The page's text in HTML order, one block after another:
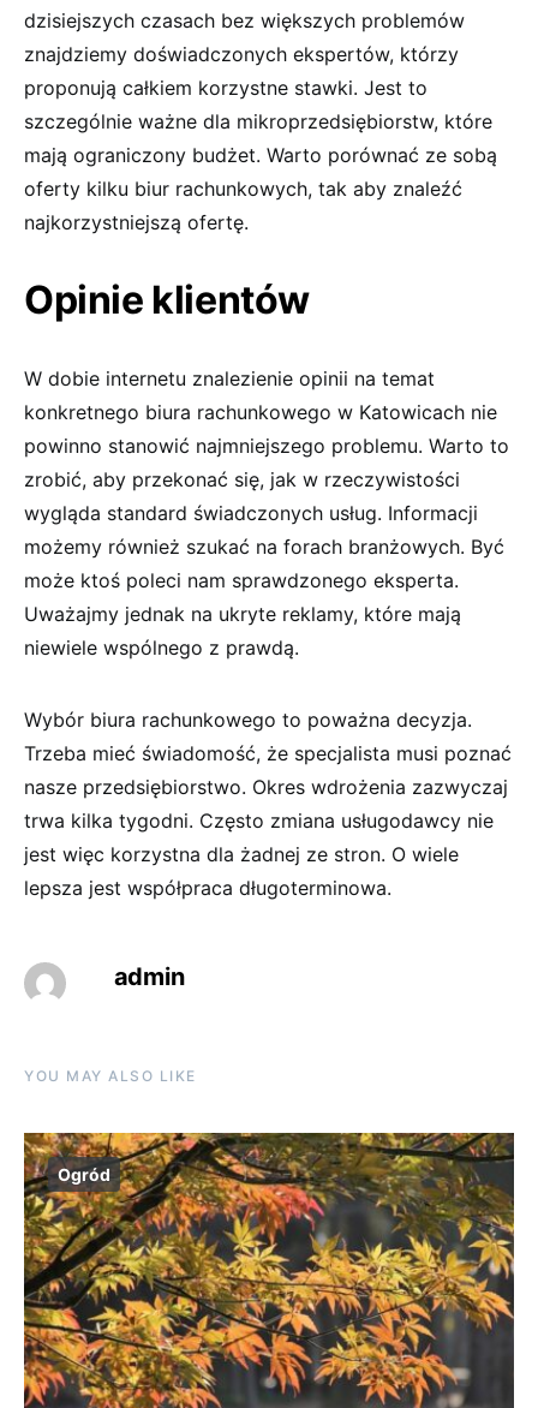
dzisiejszych czasach bez większych problemów
znajdziemy doświadczonych ekspertów, którzy
proponują całkiem korzystne stawki. Jest to
szczególnie ważne dla mikroprzedsiębiorstw, które
mają ograniczony budżet. Warto porównać ze sobą
oferty kilku biur rachunkowych, tak aby znaleźć
najkorzystniejszą ofertę.
Opinie klientów
W dobie internetu znalezienie opinii na temat
konkretnego biura rachunkowego w Katowicach nie
powinno stanowić najmniejszego problemu. Warto to
zrobić, aby przekonać się, jak w rzeczywistości
wygląda standard świadczonych usług. Informacji
możemy również szukać na forach branżowych. Być
może ktoś poleci nam sprawdzonego eksperta.
Uważajmy jednak na ukryte reklamy, które mają
niewiele wspólnego z prawdą.
Wybór biura rachunkowego to poważna decyzja.
Trzeba mieć świadomość, że specjalista musi poznać
nasze przedsiębiorstwo. Okres wdrożenia zazwyczaj
trwa kilka tygodni. Często zmiana usługodawcy nie
jest więc korzystna dla żadnej ze stron. O wiele
lepsza jest współpraca długoterminowa.
admin
YOU MAY ALSO LIKE
Ogród